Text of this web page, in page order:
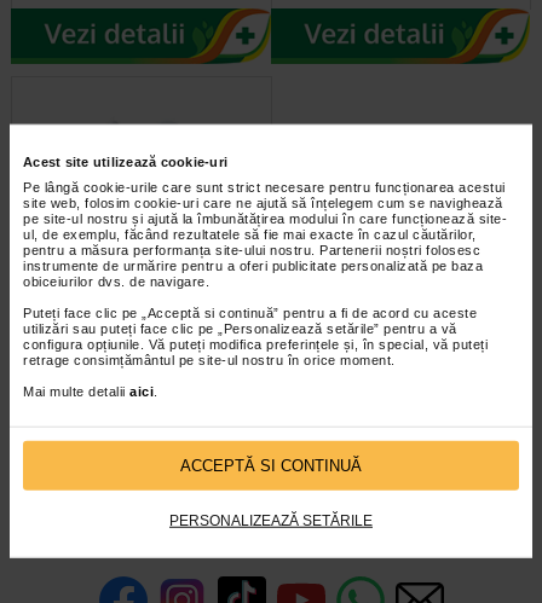
Acest site utilizează cookie-uri
Pe lângă cookie-urile care sunt strict necesare pentru funcționarea acestui
site web, folosim cookie-uri care ne ajută să înțelegem cum se navighează
pe site-ul nostru și ajută la îmbunătățirea modului în care funcționează site-
ul, de exemplu, făcând rezultatele să fie mai exacte în cazul căutărilor,
pentru a măsura performanța site-ului nostru. Partenerii noștri folosesc
instrumente de urmărire pentru a oferi publicitate personalizată pe baza
obiceiurilor dvs. de navigare.
Puteți face clic pe „Acceptă si continuă” pentru a fi de acord cu aceste
utilizări sau puteți face clic pe „Personalizează setările” pentru a vă
configura opțiunile. Vă puteți modifica preferințele și, în special, vă puteți
retrage consimțământul pe site-ul nostru în orice moment.
Mai multe detalii aici
ACCEPTĂ SI CONTINUĂ
PERSONALIZEAZĂ SETĂRILE
Wellneo Salt Inhaler 2in1
Terapia cu aerosoli salini joaca un
rol important in ameliorarea
infoline@catena.ro CallCenter